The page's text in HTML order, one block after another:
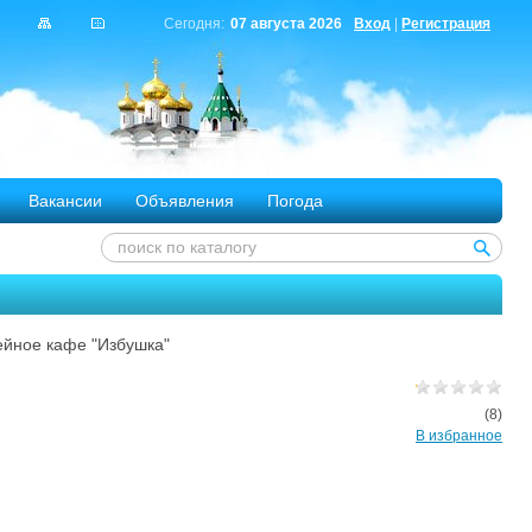
Вход Регистрация
Сегодня: 07 августа 2026
Вакансии Объявления Погода
кафе "Избушка"
(8)
В избранное